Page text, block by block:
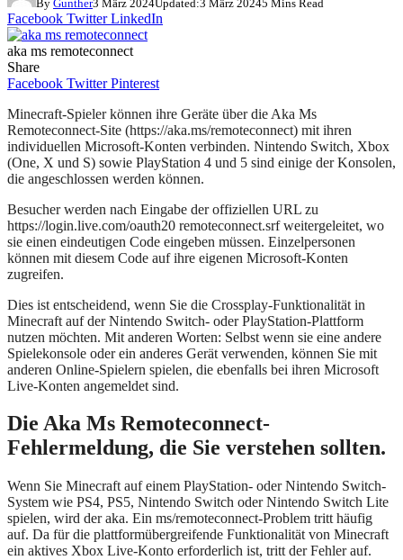
By Gunther3 März 2024Updated:3 März 20245 Mins Read
Facebook Twitter LinkedIn
aka ms remoteconnect
Share
Facebook Twitter Pinterest
Minecraft-Spieler können ihre Geräte über die Aka Ms
Remoteconnect-Site (https://aka.ms/remoteconnect) mit ihren
individuellen Microsoft-Konten verbinden. Nintendo Switch, Xbox
(One, X und S) sowie PlayStation 4 und 5 sind einige der Konsolen,
die angeschlossen werden können.
Besucher werden nach Eingabe der offiziellen URL zu
https://login.live.com/oauth20 remoteconnect.srf weitergeleitet, wo
sie einen eindeutigen Code eingeben müssen. Einzelpersonen
können mit diesem Code auf ihre eigenen Microsoft-Konten
zugreifen.
Dies ist entscheidend, wenn Sie die Crossplay-Funktionalität in
Minecraft auf der Nintendo Switch- oder PlayStation-Plattform
nutzen möchten. Mit anderen Worten: Selbst wenn sie eine andere
Spielekonsole oder ein anderes Gerät verwenden, können Sie mit
anderen Online-Spielern spielen, die ebenfalls bei ihren Microsoft
Live-Konten angemeldet sind.
Die Aka Ms Remoteconnect-
Fehlermeldung, die Sie verstehen sollten.
Wenn Sie Minecraft auf einem PlayStation- oder Nintendo Switch-
System wie PS4, PS5, Nintendo Switch oder Nintendo Switch Lite
spielen, wird der aka. Ein ms/remoteconnect-Problem tritt häufig
auf. Da für die plattformübergreifende Funktionalität von Minecraft
ein aktives Xbox Live-Konto erforderlich ist, tritt der Fehler auf.